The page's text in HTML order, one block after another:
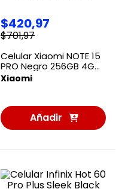
$420,97
$701,97
Celular Xiaomi NOTE 15
PRO Negro 256GB 4G
LTE Dual SIM
Xiaomi
Añadir
al